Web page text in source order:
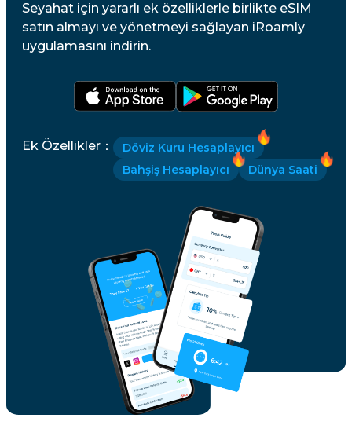
Seyahat için yararlı ek özelliklerle birlikte eSIM
satın almayı ve yönetmeyi sağlayan iRoamly
uygulamasını indirin.
Ek Özellikler ：
Döviz Kuru Hesaplayıcı
Bahşiş Hesaplayıcı
Dünya Saati